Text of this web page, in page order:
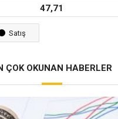
47,71
Satış
ÇOK OKUNAN HABERLER